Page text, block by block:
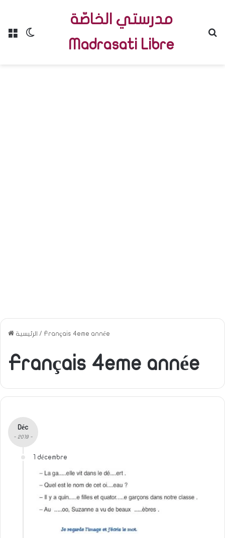
Menu
مدرستي الخاصّة
Madrasati Libre
الرئيسية / Français 4eme année
Français 4eme année
Déc
- 2019 -
1 décembre